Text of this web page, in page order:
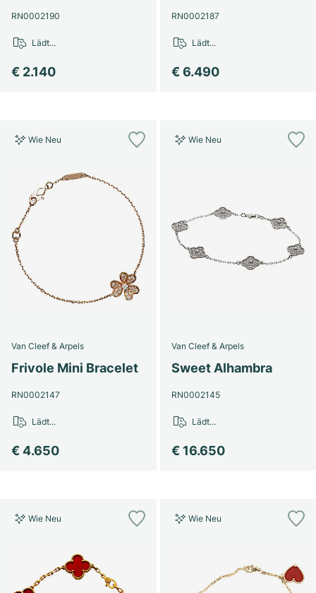
RN0002190
€ 2.140
Lädt...
RN0002187
€ 6.490
Lädt...
Wie Neu
Van Cleef & Arpels
Frivole Mini Bracelet
RN0002147
€ 4.650
Lädt...
Wie Neu
Van Cleef & Arpels
Sweet Alhambra
RN0002145
€ 16.650
Lädt...
Wie Neu Wie Neu